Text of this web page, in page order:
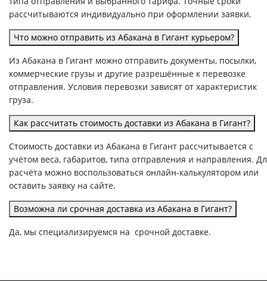
рассчитываются индивидуально при оформлении заявки.
Что можно отправить из Абакана в Гигант курьером?
Из Абакана в Гигант можно отправить документы, посылки,
коммерческие грузы и другие разрешённые к перевозке
отправления. Условия перевозки зависят от характеристик
груза.
Как рассчитать стоимость доставки из Абакана в Гигант?
Стоимость доставки из Абакана в Гигант рассчитывается с
учётом веса, габаритов, типа отправления и направления.
расчёта можно воспользоваться онлайн-калькулятором или
оставить заявку на сайте.
Возможна ли срочная доставка из Абакана в Гигант?
Да, мы специализируемся на срочной доставке.